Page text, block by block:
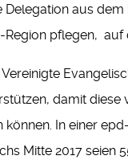
Delegation aus
pflegen, auf
damit
In einer
Mitte 2017